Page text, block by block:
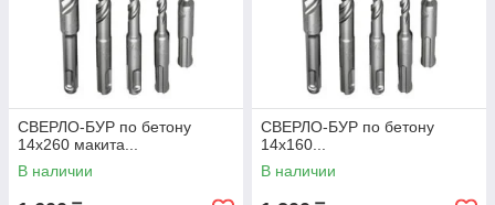
СВЕРЛО-БУР по бетону
14х260 макита...
В наличии
СВЕРЛО-БУР по бетону
14х160...
В наличии